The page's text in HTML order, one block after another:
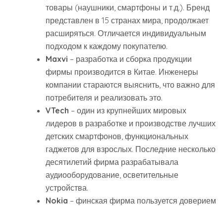
товары (наушники, смартфоны и т.д.). Бренд
представлен в 15 странах мира, продолжает
расширяться. Отличается индивидуальным
подходом к каждому покупателю.
Maxvi – разработка и сборка продукции
фирмы производится в Китае. Инженеры
компании стараются выяснить, что важно для
потребителя и реализовать это.
VTech – один из крупнейших мировых
лидеров в разработке и производстве лучших
детских смартфонов, функциональных
гаджетов для взрослых. Последние несколько
десятилетий фирма разрабатывала
аудиооборудование, осветительные
устройства.
Nokia – финская фирма пользуется доверием